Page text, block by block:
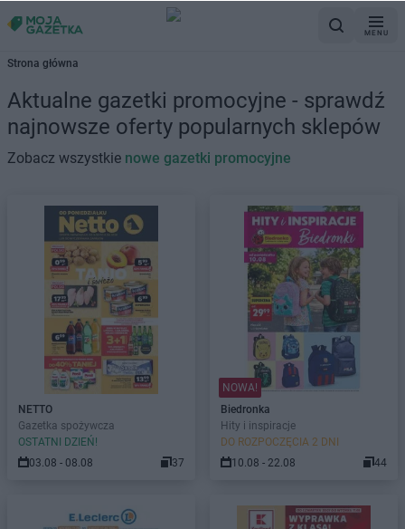
MENU
Strona główna
Aktualne gazetki promocyjne - sprawdź
najnowsze oferty popularnych sklepów
Zobacz wszystkie nowe gazetki promocyjne
NETTO
Gazetka spożywcza
OSTATNI DZIEŃ!
03.08 - 08.08
37
NOWA!
Biedronka
Hity i inspiracje
DO ROZPOCZĘCIA 2 DNI
10.08 - 22.08
44